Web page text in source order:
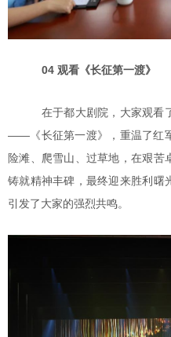
04 观看《长征第一渡》
在于都大剧院，大家观看
——《长征第一渡》，重温了红
险滩、爬雪山、过草地，在艰苦
铸就精神丰碑，最终迎来胜利曙
引发了大家的强烈共鸣。